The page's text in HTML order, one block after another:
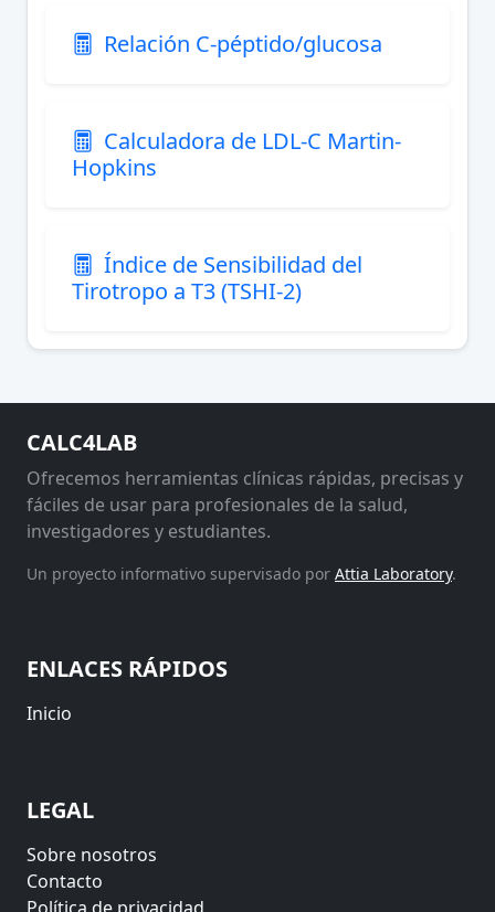
Relación C-péptido/glucosa
Calculadora de LDL-C Martin-
Hopkins
Índice de Sensibilidad del
Tirotropo a T3 (TSHI-2)
CALC4LAB
Ofrecemos herramientas clínicas rápidas, precisas y
fáciles de usar para profesionales de la salud,
investigadores y estudiantes.
Un proyecto informativo supervisado por Attia Laboratory.
ENLACES RÁPIDOS
Inicio
LEGAL
Sobre nosotros
Contacto